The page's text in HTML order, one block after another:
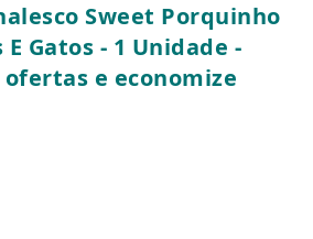
Sweet Porquinho
E Gatos - 1 Unidade -
ofertas e economize